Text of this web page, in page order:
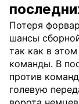
Потеря
шансы
так как в
команды. В
против
голевую